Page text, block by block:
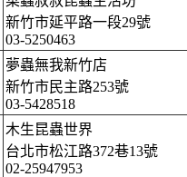
新竹市延平路一段29號
03-5250463
夢蟲無我新竹店
新竹市民主路253號
03-5428518
木生昆蟲世界
台北市松江路372巷13號
02-25947953